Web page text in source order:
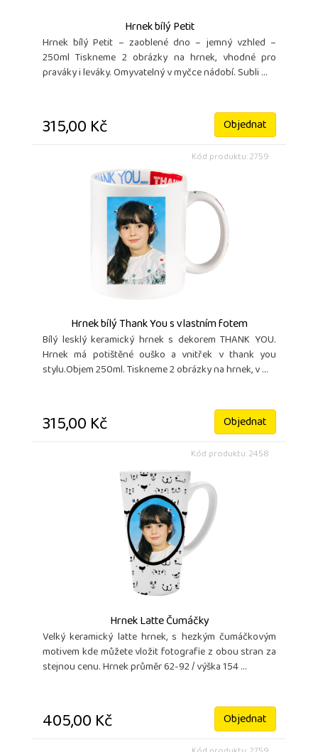
Hrnek bílý Petit
Hrnek bílý Petit – zaoblené dno – jemný vzhled –
250ml Tiskneme 2 obrázky na hrnek, vhodné pro
praváky i leváky. Omyvatelný v myčce nádobí. Subli ...
315,00 Kč Objednat
Kód produktu: 2759
Hrnek bílý Thank You s vlastním fotem
Bílý lesklý keramický hrnek s dekorem THANK YOU.
Hrnek má potištěné ouško a vnitřek v thank you
stylu.Objem 250ml. Tiskneme 2 obrázky na hrnek, v ...
315,00 Kč Objednat
Kód produktu: 2458
Hrnek Latte Čumáčky
Velký keramický latte hrnek, s hezkým čumáčkovým
motivem kde můžete vložit fotografie z obou stran za
stejnou cenu. Hrnek průměr 62-92 / výška 154 ...
405,00 Kč Objednat